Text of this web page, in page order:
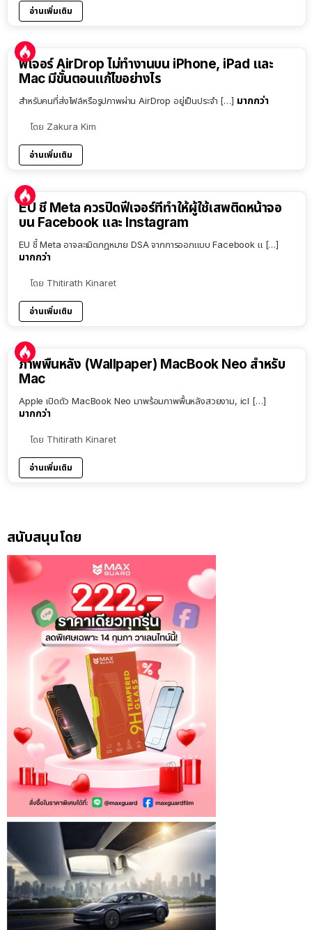
อ่านเพิ่มเติม
ฟีเจอร์ AirDrop ไม่ทำงานบน iPhone, iPad และ
Mac มีขั้นตอนแก้ไขอย่างไร
สำหรับคนที่ส่งไฟล์หรือรูปภาพผ่าน AirDrop อยู่เป็นประจำ […] มากกว่า
โดย Zakura Kim
อ่านเพิ่มเติม
EU ชี้ Meta ควรปิดฟีเจอร์ที่ทำให้ผู้ใช้เสพติดหน้าจอ
บน Facebook และ Instagram
EU ชี้ Meta อาจละเมิดกฎหมาย DSA จากการออกแบบ Facebook แ […]
มากกว่า
โดย Thitirath Kinaret
อ่านเพิ่มเติม
ภาพพื้นหลัง (Wallpaper) MacBook Neo สำหรับ
Mac
Apple เปิดตัว MacBook Neo มาพร้อมภาพพื้นหลังสวยงาม, icl […]
มากกว่า
โดย Thitirath Kinaret
อ่านเพิ่มเติม
สนับสนุนโดย